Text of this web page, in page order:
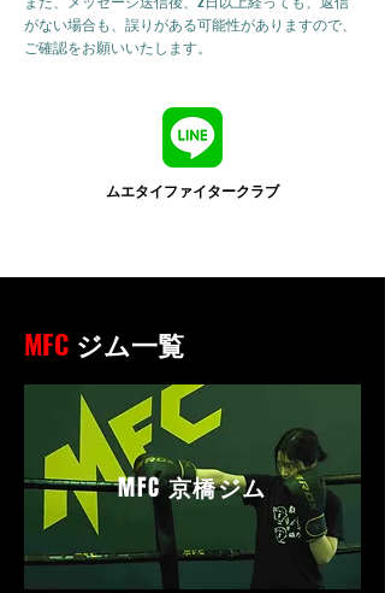
がない場合も、誤りがある可能性がありますので、
ご確認をお願いいたします。
ムエタイファイタークラブ
MFC ジム一覧
MFC京橋ジム